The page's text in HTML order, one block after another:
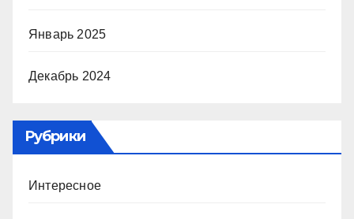
Январь 2025
Декабрь 2024
Рубрики
Интересное